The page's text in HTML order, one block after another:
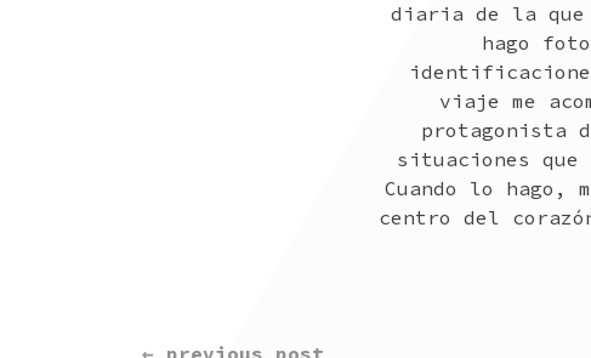
diaria de la que
hago
viaje me
protagonista
situaciones
Cuando lo hago,
centro del
CONTINUE
← previous post